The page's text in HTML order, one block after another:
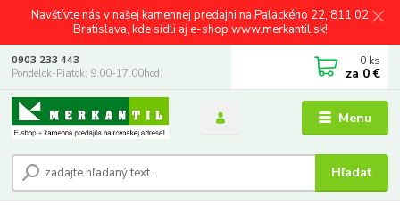
Navštívte nás v našej kamennej predajni na Palackého 22, 811 02
Bratislava, kde sídli aj e-shop www.merkantil.sk!
Menu
Hľadať
0903 233 443
Pondelok-Piatok: 9.00-17.00hod.
0 ks
za 0 €